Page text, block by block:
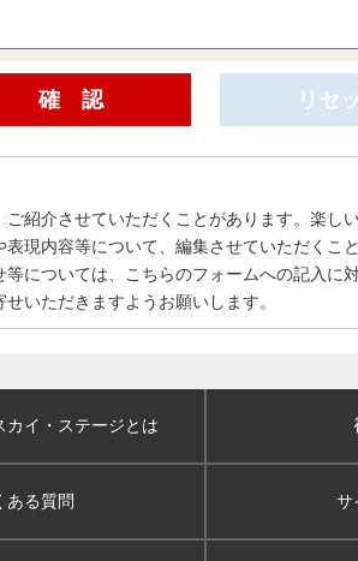
紹介させていただくことがあります。楽し
現内容等について、編集させていただくこ
については、こちらのフォームへの記入に
いただきますようお願いします。
カイ ・ステージとは
ある質問 サ